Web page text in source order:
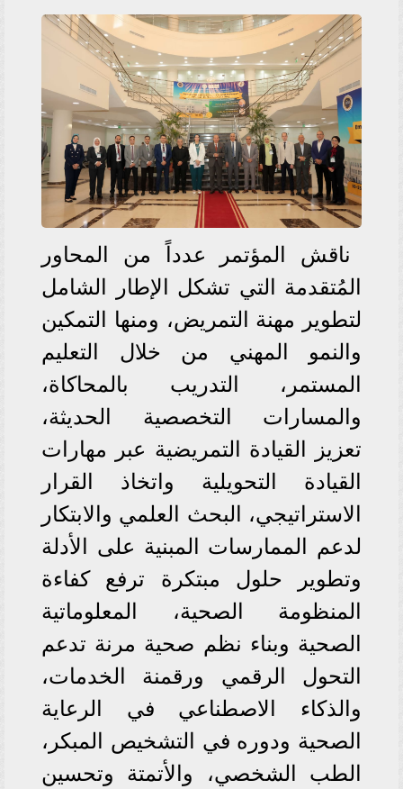
ناقش المؤتمر عدداً من المحاور
المُتقدمة التي تشكل الإطار الشامل
لتطوير مهنة التمريض، ومنها التمكين
والنمو المهني من خلال التعليم
المستمر، التدريب بالمحاكاة،
والمسارات التخصصية الحديثة،
تعزيز القيادة التمريضية عبر مهارات
القيادة التحويلية واتخاذ القرار
الاستراتيجي، البحث العلمي والابتكار
لدعم الممارسات المبنية على الأدلة
وتطوير حلول مبتكرة ترفع كفاءة
المنظومة الصحية، المعلوماتية
الصحية وبناء نظم صحية مرنة تدعم
التحول الرقمي ورقمنة الخدمات،
والذكاء الاصطناعي في الرعاية
الصحية ودوره في التشخيص المبكر،
الطب الشخصي، والأتمتة وتحسين